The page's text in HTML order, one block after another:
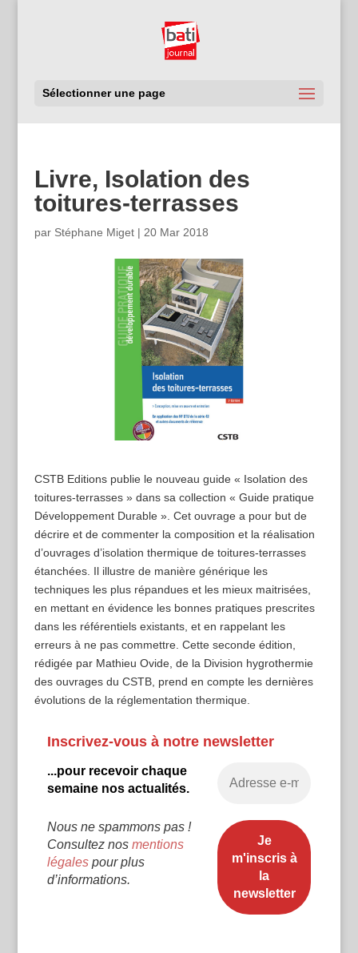
Sélectionner une page
Livre, Isolation des
toitures-terrasses
par Stéphane Miget| 20 Mar 2018
CSTB Editions publie le nouveau guide « Isolation des
toitures-terrasses » dans sa collection « Guide pratique
Développement Durable ». Cet ouvrage a pour but de
décrire et de commenter la composition et la réalisation
d’ouvrages d’isolation thermique de toitures-terrasses
étanchées. Il illustre de manière générique les
techniques les plus répandues et les mieux maitrisées,
en mettant en évidence les bonnes pratiques prescrites
dans les référentiels existants, et en rappelant les
erreurs à ne pas commettre. Cette seconde édition,
rédigée par Mathieu Ovide, de la Division hygrothermie
des ouvrages du CSTB, prend en compte les dernières
évolutions de la réglementation thermique.
Inscrivez-vous à notre newsletter
...pour recevoir chaque
semaine nos actualités.
Nous ne spammons pas !
Consultez nos mentions
légalespour plus
d’informations.